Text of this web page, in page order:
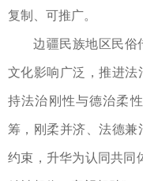
复制、可推广。
边疆民族地区民俗
文化影响广泛，推进法
持法治刚性与德治柔
筹，刚柔并济、法德兼
约束，升华为认同共同